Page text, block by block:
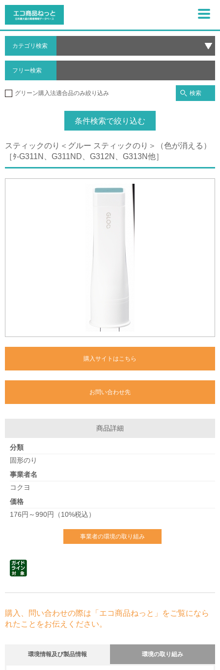
カテゴリ検索
フリー検索
グリーン購入法適合品のみ絞り込み 検索
条件検索で絞り込む
スティックのり＜グルー スティックのり＞（色が消える）
［ﾀ-G311N、G311ND、G312N、G313N他］
購入サイトはこちら
お問い合わせ先
商品詳細
分類
固形のり
事業者名
コクヨ
価格
176円～990円（10%税込）
事業者の環境の取り組み
購入、問い合わせの際は「エコ商品ねっと」をご覧になら
れたことをお伝えください。
環境情報及び製品情報 環境の取り組み